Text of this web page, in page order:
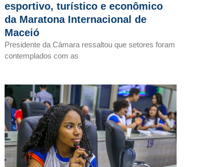
esportivo, turístico e econômico
da Maratona Internacional de
Maceió
Presidente da Câmara ressaltou que setores foram
contemplados com as